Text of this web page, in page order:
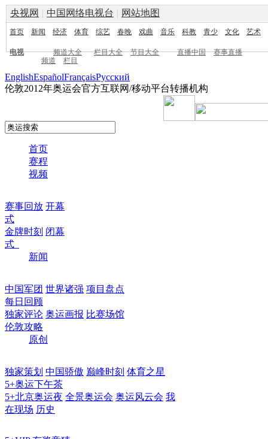
央视网 | 中国网络电视台 | 网站地图
首页 新闻 经济 体育 综艺 春晚 戏曲 音乐 科教 青少 文化 艺术
电视 频道大全 栏目大全 节目大全 直播中国
赛事直播
频道
栏目
EnglishEspañolFrançaisPусский
伦敦2012年奥运会官方互联网/移动平台转播机构
首页
赛程
视频
赛事回放 开幕
式
金牌时刻 闭幕
式
新闻
中国军团 世界诸强 项目盘点
每日回顾
独家评论 奥运画报 比赛场馆
伦敦攻略
原创
独家策划 中国骄傲 巅峰时刻 体育之星
5+奥运下午茶
5+北京奥运夜 全景奥运会 奥运风云会 我
在现场 历史